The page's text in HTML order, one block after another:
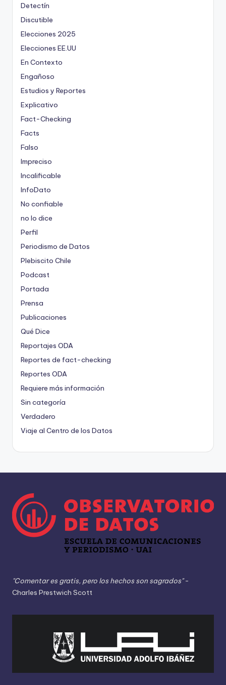
Detectín
Discutible
Elecciones 2025
Elecciones EE.UU
En Contexto
Engañoso
Estudios y Reportes
Explicativo
Fact-Checking
Facts
Falso
Impreciso
Incalificable
InfoDato
No confiable
no lo dice
Perfil
Periodismo de Datos
Plebiscito Chile
Podcast
Portada
Prensa
Publicaciones
Qué Dice
Reportajes ODA
Reportes de fact-checking
Reportes ODA
Requiere más información
Sin categoría
Verdadero
Viaje al Centro de los Datos
"Comentar es gratis, pero los hechos son sagrados"-
Charles Prestwich Scott